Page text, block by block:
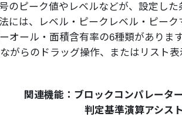
のピーク値やレベルなどが、設定した
には、レベル・ピークレベル・ピーク
オール・面積含有率の6種類がありま
がらのドラッグ操作、またはリスト
関連機能： ブロックコンパレータ
判定基準演算アシス